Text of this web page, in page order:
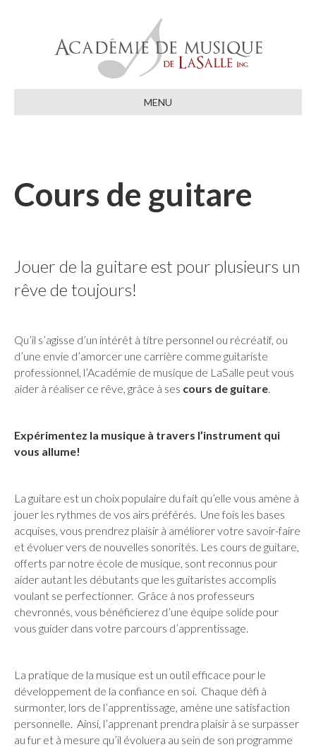
MENU
Cours de guitare
Jouer de la guitare est pour plusieurs un
rêve de toujours!
Qu’il s’agisse d’un intérêt à titre personnel ou récréatif, ou
d’une envie d’amorcer une carrière comme guitariste
professionnel, l’Académie de musique de LaSalle peut vous
aider à réaliser ce rêve, grâce à ses cours de guitare.
Expérimentez la musique à travers l’instrument qui
vous allume!
La guitare est un choix populaire du fait qu’elle vous amène à
jouer les rythmes de vos airs préférés. Une fois les bases
acquises, vous prendrez plaisir à améliorer votre savoir-faire
et évoluer vers de nouvelles sonorités. Les cours de guitare,
offerts par notre école de musique, sont reconnus pour
aider autant les débutants que les guitaristes accomplis
voulant se perfectionner. Grâce à nos professeurs
chevronnés, vous bénéficierez d’une équipe solide pour
vous guider dans votre parcours d’apprentissage.
La pratique de la musique est un outil efficace pour le
développement de la confiance en soi. Chaque défi à
surmonter, lors de l’apprentissage, amène une satisfaction
personnelle. Ainsi, l’apprenant prendra plaisir à se surpasser
au fur et à mesure qu’il évoluera au sein de son programme